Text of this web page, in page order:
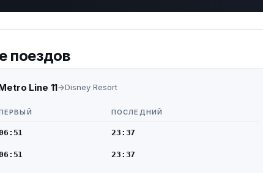
поездов
Line 11 Disney Resort
ПОСЛЕДНИЙ
23:37
23:37